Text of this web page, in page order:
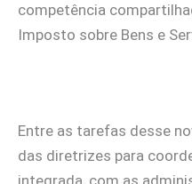
competência
Imposto sobre Bens e
Entre as tarefas desse
das diretrizes para